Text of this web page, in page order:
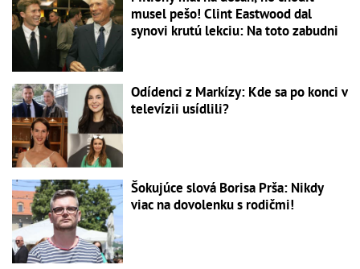
musel pešo! Clint Eastwood dal
synovi krutú lekciu: Na toto zabudni
Odídenci z Markízy: Kde sa po konci v
televízii usídlili?
Šokujúce slová Borisa Prša: Nikdy
viac na dovolenku s rodičmi!